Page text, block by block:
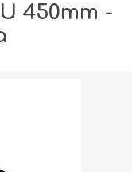
450mm -